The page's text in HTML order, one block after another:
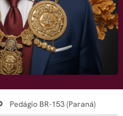
Pedágio BR-153 (Paraná)